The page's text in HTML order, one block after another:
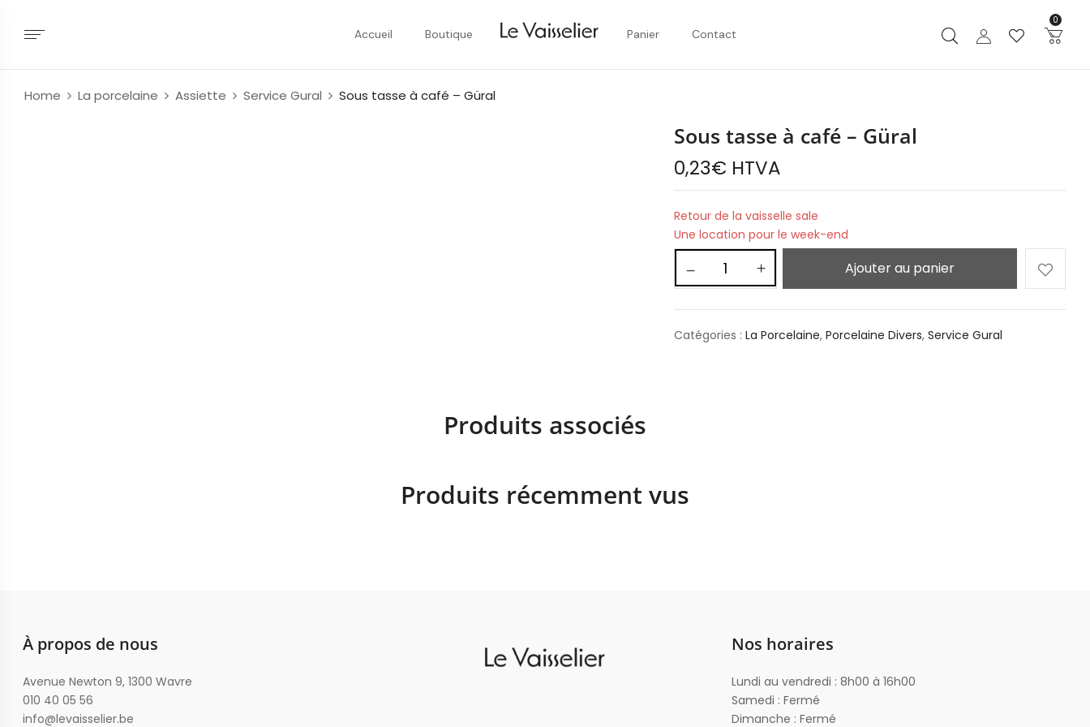
Accueil Boutique Panier Contact
0
Home La porcelaine Assiette Service Gural Sous tasse à café – Güral
Sous tasse à café – Güral
0,23€ HTVA
Retour de la vaisselle sale
Une location pour le week-end
Ajouter au panier
Catégories :La Porcelaine,Porcelaine Divers,Service Gural
Produits associés
Produits récemment vus
À propos de nous
Avenue Newton 9, 1300 Wavre
010 40 05 56
info@levaisselier.be
Nos horaires
Lundi au vendredi : 8h00 à 16h00
Samedi : Fermé
Dimanche : Fermé